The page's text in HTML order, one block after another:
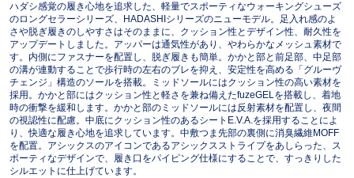
ハダシ感覚の履き心地を追求した、軽量でスポーティなウォーキングシューズ
のロングセラーシリーズ、HADASHIシリーズのニューモデル。足入れ感のよ
さや脱ぎ履きのしやすさはそのままに、クッション性とデザイン性、耐久性を
アップデートしました。アッパーは通気性があり、やわらかなメッシュ素材で
す。内側にファスナーを配置し、脱ぎ履きも簡単。かかと部と前足部、中足部
の溝が連動することで歩行時の左右のブレを抑え、安定性を高める「グルーヴ
チェンジ」構造のソールを搭載。ミッドソールにはクッション性の高い素材を
採用。かかと部にはクッション性と軽さを兼ね備えたfuzeGELを搭載し、着地
時の衝撃を緩和します。かかと部のミッドソールには反射素材を配置し、夜間
の視認性に配慮。中底にクッション性のあるシートE.V.A.を採用することによ
り、快適な履き心地を追求しています。中敷つま先部の裏側に消臭繊維MOFF
を配置。アシックスのアイコンであるアシックスストライプをあしらった、ス
ポーティなデザインで、履き口をパイピング仕様にすることで、すっきりした
シルエットに仕上げています。